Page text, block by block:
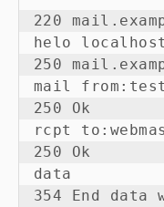
220
helo localhost
250
mail
250 Ok
rcpt
250 Ok
data
354 End data